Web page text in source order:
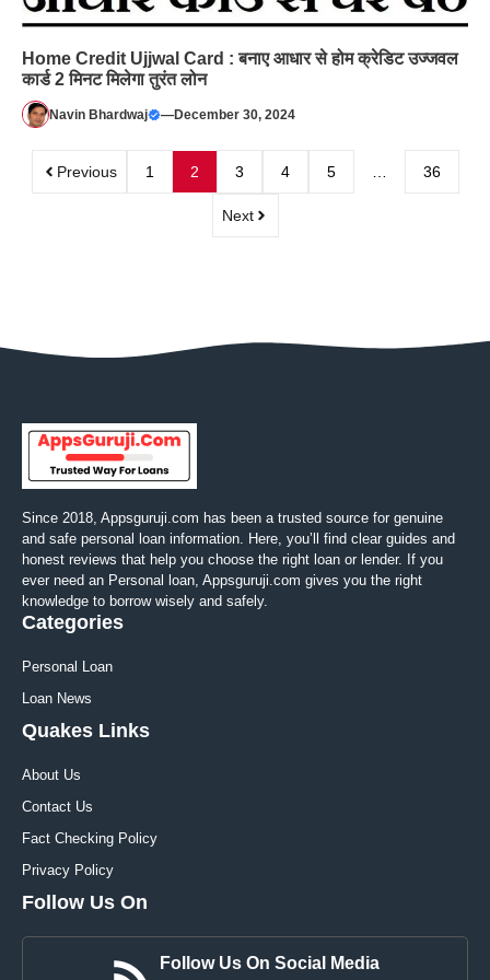
Home Credit Ujjwal Card : बनाए आधार से होम क्रेडिट उज्जवल
कार्ड 2 मिनट मिलेगा तुरंत लोन
Navin Bhardwaj —December 30, 2024
Previous 1 2 3 4 5 … 36
Next
Since 2018, Appsguruji.com has been a trusted source for genuine
and safe personal loan information. Here, you’ll find clear guides and
honest reviews that help you choose the right loan or lender. If you
ever need an Personal loan, Appsguruji.com gives you the right
knowledge to borrow wisely and safely.
Categories
Personal Loan
Loan News
Quakes Links
About Us
Contact Us
Fact Checking Policy
Privacy Policy
Follow Us On
Follow Us On Social Media